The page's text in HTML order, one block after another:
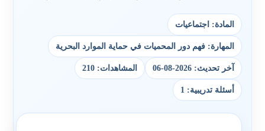
المادة: اجتماعيات
المهارة: فهم دور المحميات في حماية الموارد البحرية
آخر تحديث: 2026-08-06 المشاهدات: 210
أسئلة تدريبية: 1